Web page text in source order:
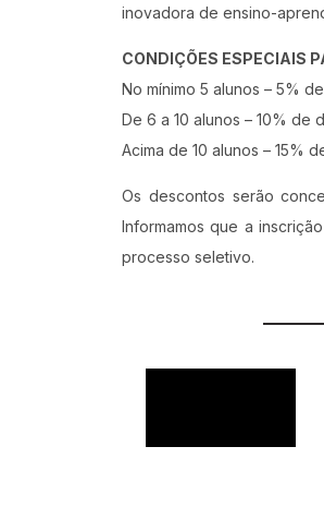
inovadora de ensino-
CONDIÇÕES ESPECIAIS
No mínimo 5 alunos – 5%
De 6 a 10 alunos – 10% de
Acima de 10 alunos – 15%
Os descontos serão
Informamos que a
processo seletivo.